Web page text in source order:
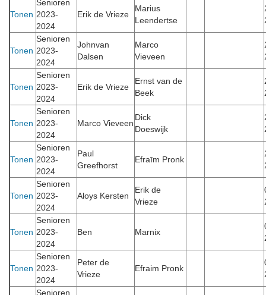
Tonen
Senioren
2023-
2024
Erik de Vrieze
Marius
Leendertse
Tonen
Senioren
2023-
2024
Johnvan
Dalsen
Marco
Vieveen
Tonen
Senioren
2023-
2024
Erik de Vrieze
Ernst van de
Beek
Tonen
Senioren
2023-
2024
Marco Vieveen
Dick
Doeswijk
Tonen
Senioren
2023-
2024
Paul
Greefhorst
Efraīm Pronk
Tonen
Senioren
2023-
2024
Aloys Kersten
Erik de
Vrieze
Tonen
Senioren
2023-
2024
Ben Marnix
Tonen
Senioren
2023-
2024
Peter de
Vrieze
Efraim Pronk
Senioren